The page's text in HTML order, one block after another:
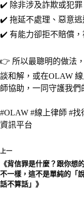
✔️ 除非涉及詐欺或犯
✔️ 拖延不處理、惡意逃
✔️ 有能力卻拒不賠償
👉 所以最聰明的做法
談和解，或在OLAW
師協助，一同守護我們
#OLAW #線上律師 #找
資訊平台
上一
《背信罪是什麼？跟你想
不一樣，這不是單純的「
話不算話」》